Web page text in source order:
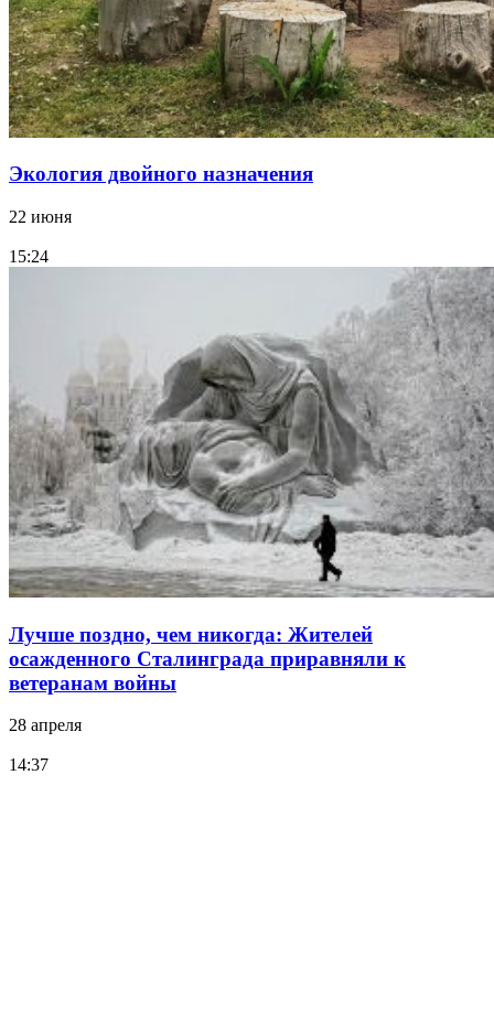
Экология двойного назначения
22 июня
15:24
Лучше поздно, чем никогда: Жителей
осажденного Сталинграда приравняли к
ветеранам войны
28 апреля
14:37